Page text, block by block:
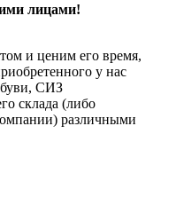
лицами!
и ценим его время,
у нас
СИЗ
склада (либо
различными